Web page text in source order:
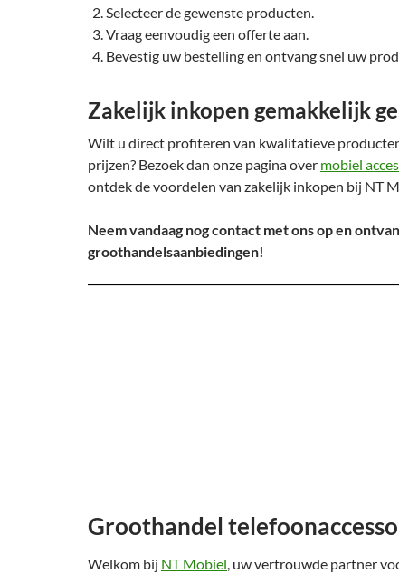
Selecteer de gewenste producten.
Vraag eenvoudig een offerte aan.
Bevestig uw bestelling en ontvang snel uw
Zakelijk inkopen gemakkelijk
Wilt u direct profiteren van kwalitatieve
prijzen? Bezoek dan onze pagina over mobiel
ontdek de voordelen van zakelijk inkopen bij NT
Neem vandaag nog contact met ons op en
groothandelsaanbiedingen!
Groothandel
Welkom bij NT Mobiel, uw vertrouwde partner